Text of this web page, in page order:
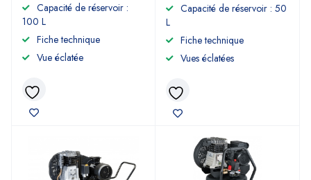
Capacité de réservoir :
100 L
Fiche technique
Vue éclatée
Capacité de réservoir : 50
L
Fiche technique
Vues éclatées